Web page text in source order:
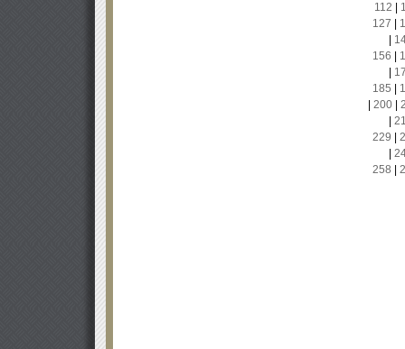
112
127
156
185
200|
229
258